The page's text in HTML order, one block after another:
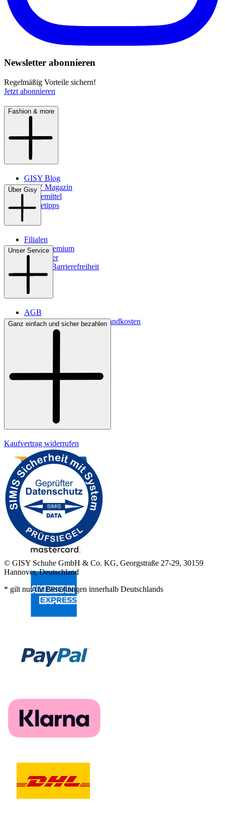
Newsletter abonnieren
Regelmäßig Vorteile sichern!
Jetzt abonnieren
Fashion & more
GISY Blog
GISY Magazin
Pflegemittel
Pflegetipps
Über Gisy
Filialen
WMS-Premium
Newsletter
Digitale Barrierefreiheit
Unser Service
AGB
Lieferbedingungen & Versandkosten
Bezahlung
Ganz einfach und sicher bezahlen
Kaufvertrag widerrufen
© GISY Schuhe GmbH & Co. KG, Georgstraße 27-29, 30159
Hannover, Deutschland
* gilt nur für Bestellungen innerhalb Deutschlands